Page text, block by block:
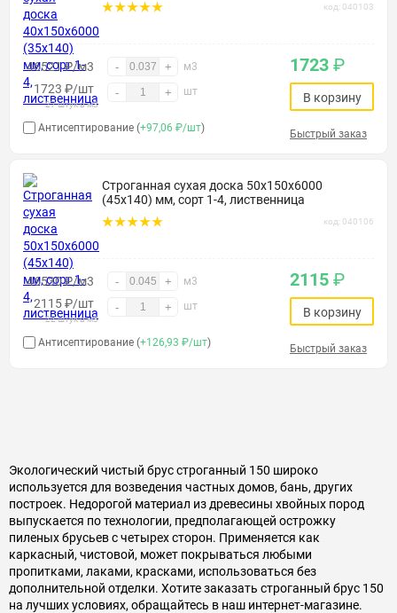
код: 040103
46521 ₽/м3 - + м3
1723 ₽/шт
27 штук в м3
- + шт
1723 ₽
Антисептирование (+97,06 ₽/шт)
В корзину
Быстрый заказ
Строганная сухая доска 50х150х6000
(45х140) мм, сорт 1-4, лиственница
код: 040106
46530 ₽/м3 - + м3
2115₽/шт
22 штук в м3
- + шт
2115 ₽
Антисептирование (+126,93 ₽/шт)
В корзину
Быстрый заказ
Экологический чистый брус строганный 150 широко
используется для возведения частных домов, бань, других
построек. Недорогой материал из древесины хвойных пород
выпускается по технологии, предполагающей острожку
пиленых брусьев с четырех сторон. Применяется как
каркасный, чистовой, может покрываться любыми
пропитками, лаками, красками, использоваться без
дополнительной отделки. Хотите заказать строганный брус 150
на лучших условиях, обращайтесь в наш интернет-магазине.